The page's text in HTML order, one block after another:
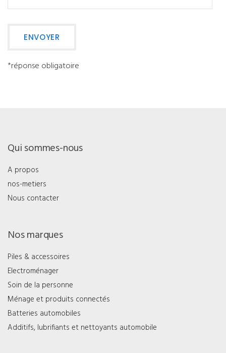
*réponse obligatoire
Qui sommes-nous
A propos
nos-metiers
Nous contacter
Nos marques
Piles & accessoires
Electroménager
Soin de la personne
Ménage et produits connectés
Batteries automobiles
Additifs, lubrifiants et nettoyants automobile